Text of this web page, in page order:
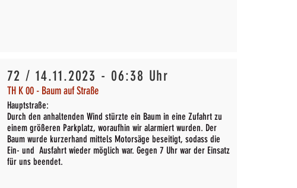
72 / 14.11.2023 - 06:38 Uhr
TH K 00 - Baum auf Straße
Hauptstraße:
Durch den anhaltenden Wind stürzte ein Baum in eine Zufahrt zu
einem größeren Parkplatz, woraufhin wir alarmiert wurden. Der
Baum wurde kurzerhand mittels Motorsäge beseitigt, sodass die
Ein- und Ausfahrt wieder möglich war. Gegen 7 Uhr war der Einsatz
für uns beendet.